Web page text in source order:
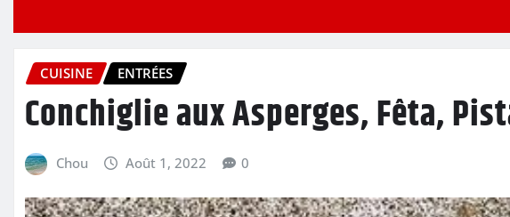
CUISINE ENTRÉES
Conchiglie aux Asperges, Fêta,
Chou Août 1, 2022 0